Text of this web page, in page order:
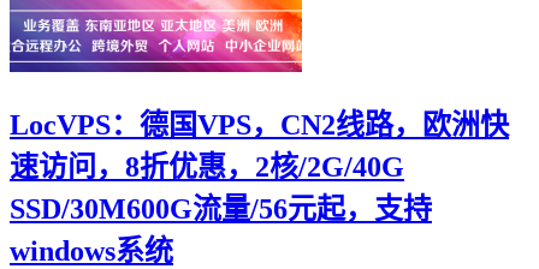
LocVPS：德国VPS，CN2线路，欧洲快
速访问，8折优惠，2核/2G/40G
SSD/30M600G流量/56元起，支持
windows系统